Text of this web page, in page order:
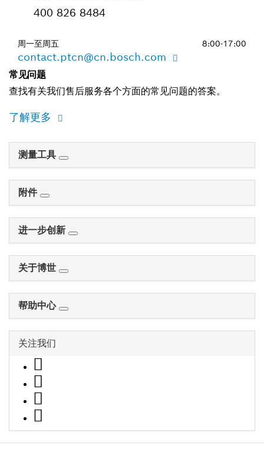
400 826 8484
周一至周五 8:00-17:00
contact.ptcn@cn.bosch.com
常见问题
查找有关我们售后服务各个方面的常见问题的答案。
了解更多
测量工具
附件
进一步创新
关于博世
帮助中心
关注我们